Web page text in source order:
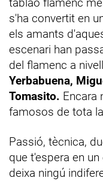
s'ha convertit en
els amants
escenari han
del flamenc a
Yerbabuena,
Tomasito. Encara
famosos de tota
Passió, tècnica,
que t'espera en
deixa ningú